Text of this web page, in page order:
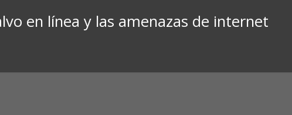
en línea y las amenazas de internet